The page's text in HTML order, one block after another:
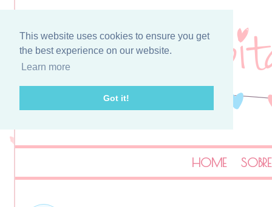
This website uses cookies to ensure you get
the best experience on our website.
Learn more
Got it!
HOME